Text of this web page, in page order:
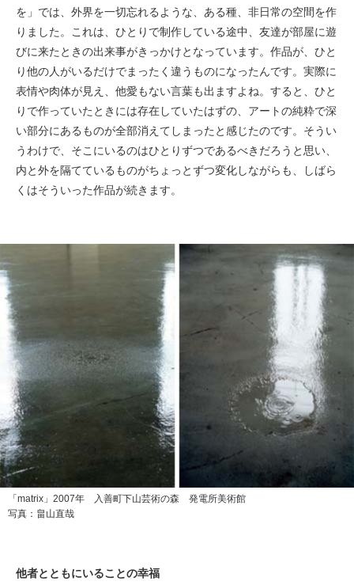
を」では、外界を一切忘れるような、ある種、非日常の空間を作
りました。これは、ひとりで制作している途中、友達が部屋に遊
びに来たときの出来事がきっかけとなっています。作品が、ひと
り他の人がいるだけでまったく違うものになったんです。実際に
表情や肉体が見え、他愛もない言葉も出ますよね。すると、ひと
りで作っていたときには存在していたはずの、アートの純粋で深
い部分にあるものが全部消えてしまったと感じたのです。そうい
うわけで、そこにいるのはひとりずつであるべきだろうと思い、
内と外を隔てているものがちょっとずつ変化しながらも、しばら
くはそういった作品が続きます。
「matrix」2007年 入善町下山芸術の森 発電所美術館
写真：畠山直哉
他者とともにいることの幸福